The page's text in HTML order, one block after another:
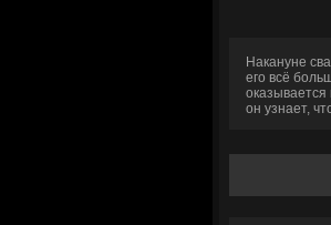
Накануне
его всё
он узнает,